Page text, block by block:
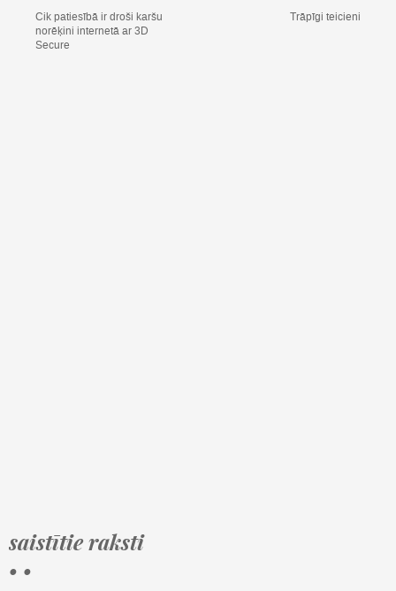
Cik patiesībā ir droši karšu
norēķini internetā ar 3D
Secure
Trāpīgi teicieni
saistītie raksti
• •